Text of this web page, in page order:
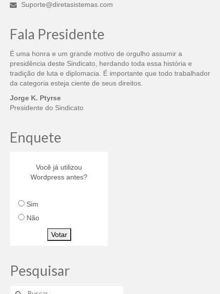
Suporte@diretasistemas.com
Fala Presidente
É uma honra e um grande motivo de orgulho assumir a
presidência deste Sindicato, herdando toda essa história e
tradição de luta e diplomacia. É importante que todo trabalhador
da categoria esteja ciente de seus direitos.
Jorge K. Ptyrse
Presidente do Sindicato
Enquete
Você já utilizou
Wordpress antes?
Sim
Não
Votar
Pesquisar
Buscar